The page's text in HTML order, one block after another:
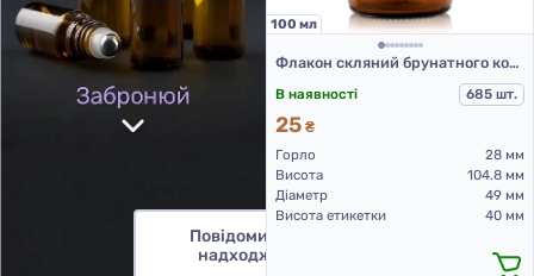
Повідомити про
надходження
100 мл
Флакон скляний брунатного кольору для сиропів, 100 мл, тип III, для Л-П HP1068/100
В наявності 685 шт.
25 ₴
Горло
28 мм
Висота
104.8 мм
Діаметр
49 мм
Висота етикетки
40 мм